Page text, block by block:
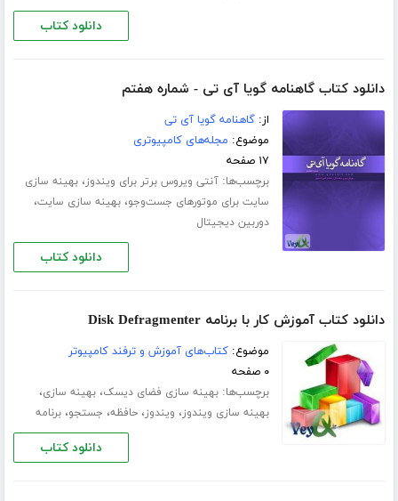
دانلود کتاب
دانلود کتاب گاهنامه گویا آی تی - شماره هفتم
از:گاهنامه گویا آی تی
موضوع: مجله‌های کامپیوتری
۱۷ صفحه
برچسب‌ها:آنتی ویروس برتر برای ویندوز،بهینه سازی
سایت برای موتورهای جست‌وجو،بهینه سازی سایت،
دوربین دیجیتال
دانلود کتاب
دانلود کتاب آموزش کار با برنامه Disk Defragmenter
موضوع:کتاب‌های آموزش و ترفند کامپیوتر
۰ صفحه
برچسب‌ها:بهینه سازی فضای دیسک،بهینه سازی،
بهینه سازی ویندوز، ویندوز،حافظه، جستجو،برنامه
دانلود کتاب